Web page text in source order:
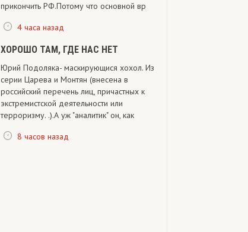
прикончить РФ.Потому что основной вр
4 часа назад
ХОРОШО ТАМ, ГДЕ НАС НЕТ
Юрий Подоляка- маскирующися хохол. Из
серии Царева и Монтян (внесена в
российский перечень лиц, причастных к
экстремистской деятельности или
терроризму. .).А уж "аналитик" он, как
8 часов назад